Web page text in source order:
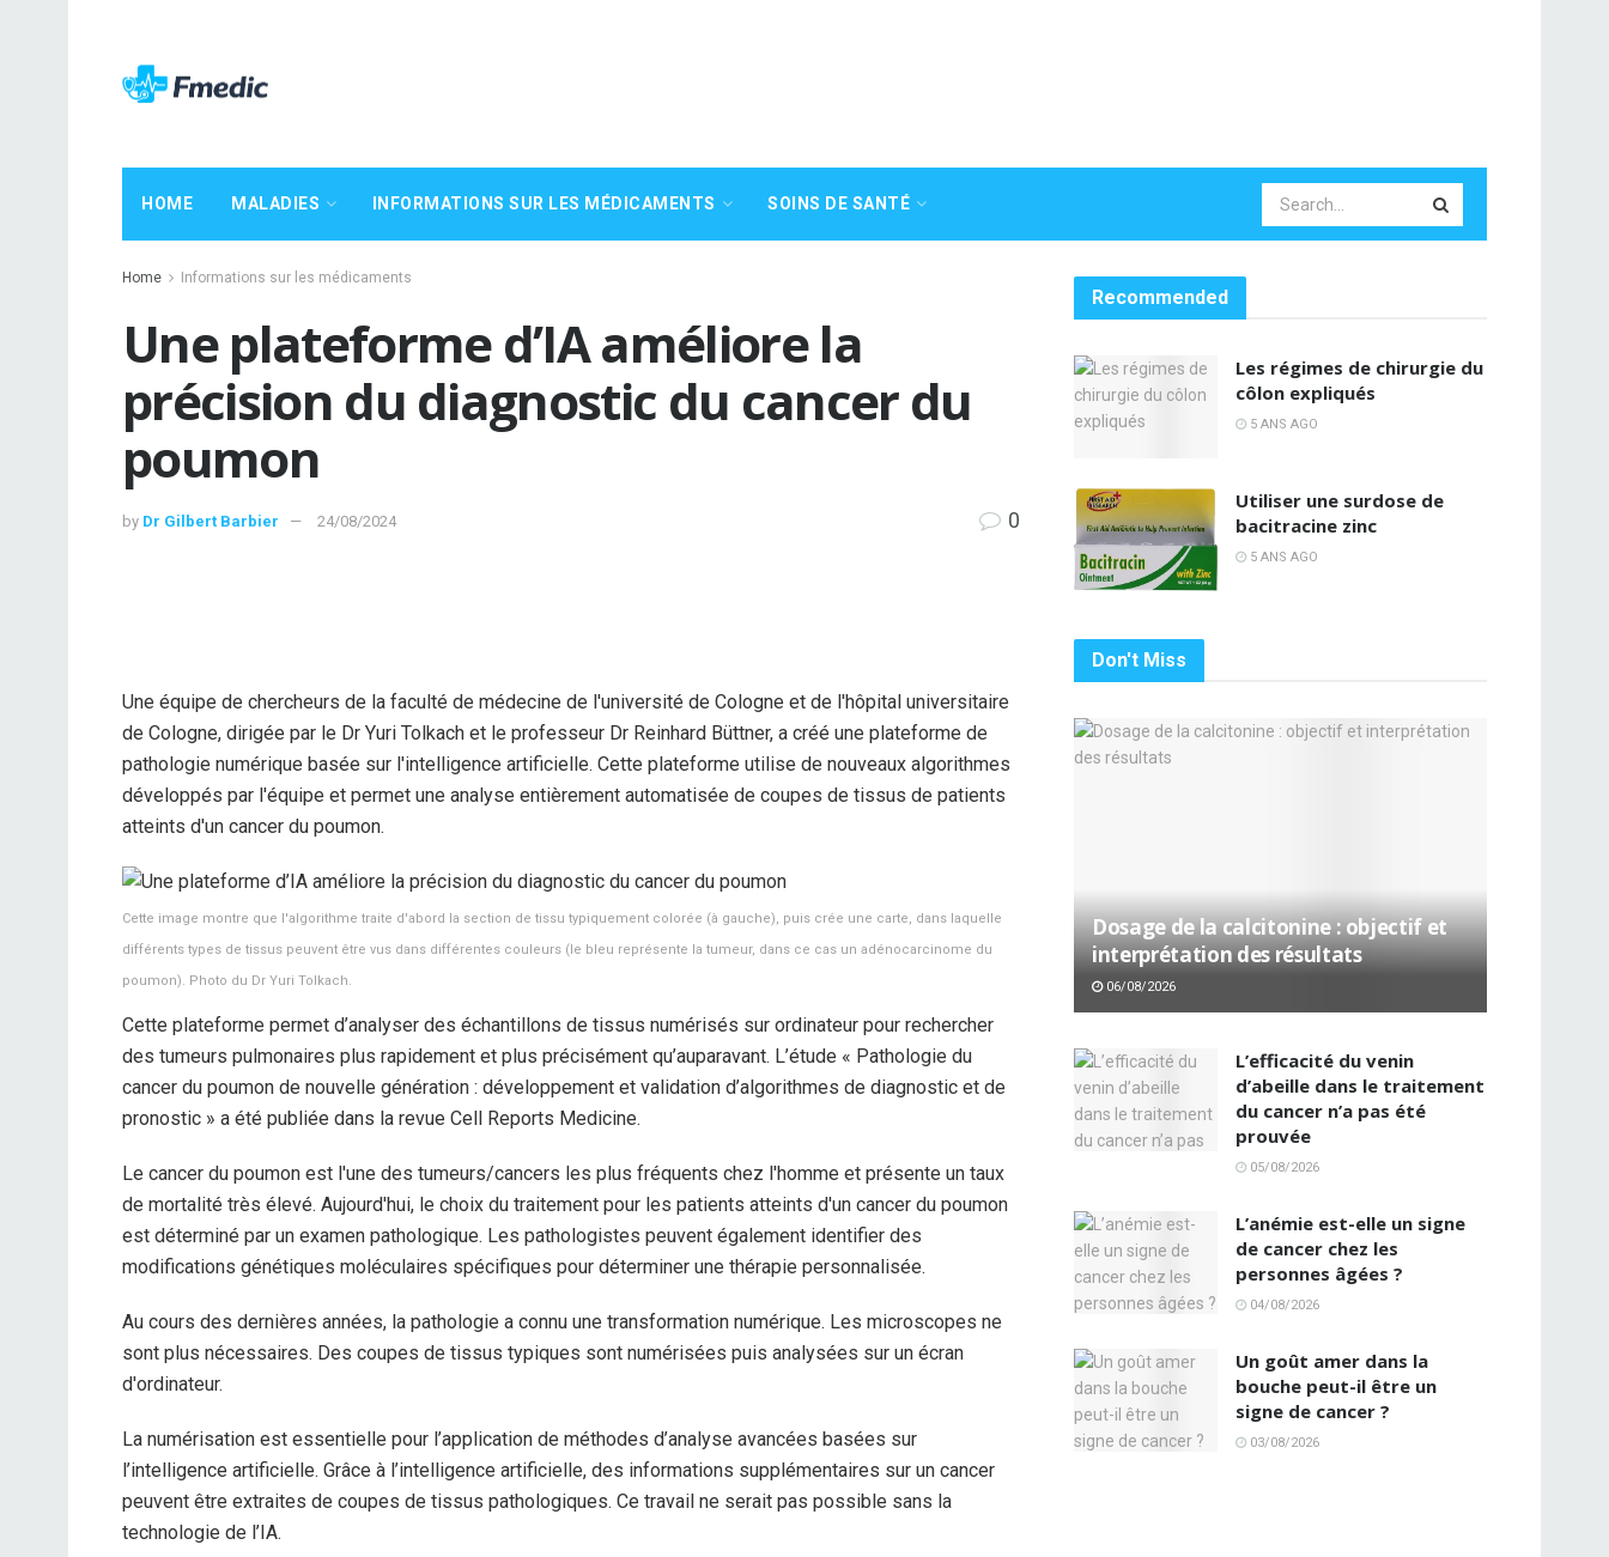
HOME MALADIES INFORMATIONS SUR LES MÉDICAMENTS SOINS DE SANTÉ
Home Informations sur les médicaments
Une plateforme d’IA améliore la
précision du diagnostic du cancer du
poumon
by Dr Gilbert Barbier 24/08/2024 0
Une équipe de chercheurs de la faculté de médecine de l'université de Cologne et de l'hôpital universitaire
de Cologne, dirigée par le Dr Yuri Tolkach et le professeur Dr Reinhard Büttner, a créé une plateforme de
pathologie numérique basée sur l'intelligence artificielle. Cette plateforme utilise de nouveaux algorithmes
développés par l'équipe et permet une analyse entièrement automatisée de coupes de tissus de patients
atteints d'un cancer du poumon.
Cette image montre que l'algorithme traite d'abord la section de tissu typiquement colorée (à gauche), puis crée une carte, dans laquelle
différents types de tissus peuvent être vus dans différentes couleurs (le bleu représente la tumeur, dans ce cas un adénocarcinome du
poumon). Photo du Dr Yuri Tolkach.
Cette plateforme permet d’analyser des échantillons de tissus numérisés sur ordinateur pour rechercher
des tumeurs pulmonaires plus rapidement et plus précisément qu’auparavant. L’étude « Pathologie du
cancer du poumon de nouvelle génération : développement et validation d’algorithmes de diagnostic et de
pronostic » a été publiée dans la revue Cell Reports Medicine.
Le cancer du poumon est l'une des tumeurs/cancers les plus fréquents chez l'homme et présente un taux
de mortalité très élevé. Aujourd'hui, le choix du traitement pour les patients atteints d'un cancer du poumon
est déterminé par un examen pathologique. Les pathologistes peuvent également identifier des
modifications génétiques moléculaires spécifiques pour déterminer une thérapie personnalisée.
Au cours des dernières années, la pathologie a connu une transformation numérique. Les microscopes ne
sont plus nécessaires. Des coupes de tissus typiques sont numérisées puis analysées sur un écran
d'ordinateur.
La numérisation est essentielle pour l’application de méthodes d’analyse avancées basées sur
l’intelligence artificielle. Grâce à l’intelligence artificielle, des informations supplémentaires sur un cancer
peuvent être extraites de coupes de tissus pathologiques. Ce travail ne serait pas possible sans la
technologie de l’IA.
Recommended
Les régimes de chirurgie du
côlon expliqués
5 ANS AGO
Utiliser une surdose de
bacitracine zinc
5 ANS AGO
Don't Miss
Dosage de la calcitonine : objectif et
interprétation des résultats
06/08/2026
L’efficacité du venin
d’abeille dans le traitement
du cancer n’a pas été
prouvée
05/08/2026
L’anémie est-elle un signe
de cancer chez les
personnes âgées ?
04/08/2026
Un goût amer dans la
bouche peut-il être un
signe de cancer ?
03/08/2026